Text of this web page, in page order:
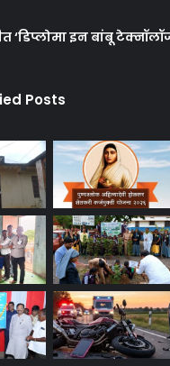
‘डिप्लोमा इन बांबू
Posts